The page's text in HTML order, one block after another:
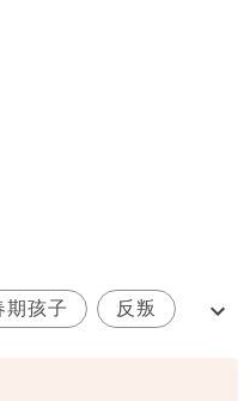
期孩子 反叛